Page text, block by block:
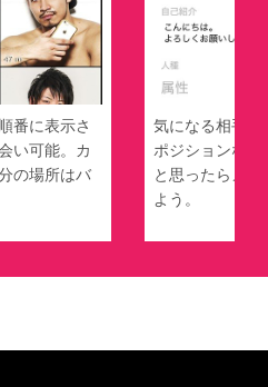
番に表示さ
い可能。カ
の場所はバ
気になる相手の
ポジションな
と思ったらメ
よう。